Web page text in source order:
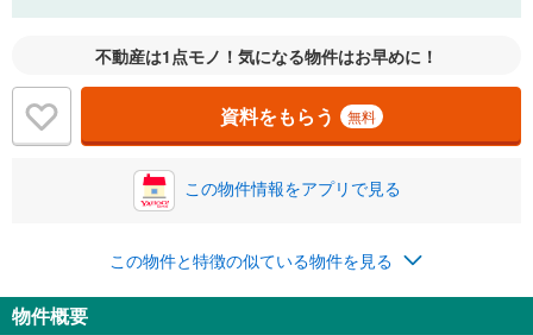
0万円 7,300万円
自己資金から住宅購入にかけられる金額を入力してくださ
閉じる
ボーナス
万円
0円
ナス時の増額分（1回分）を入力してください。
閉じる
月々の返済額
不動産は1点モノ！気になる物件はお早めに！
資料をもらう 無料
この物件情報をアプリで見る
この物件と特徴の似ている物件を見る
物件概要